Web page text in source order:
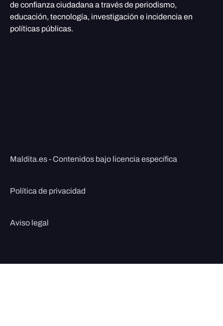
de confianza ciudadana a través de periodismo,
educación, tecnología, investigación e incidencia en
políticas públicas.
Maldita.es - Contenidos bajo licencia específica
Política de privacidad
Aviso legal